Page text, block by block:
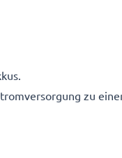
zu